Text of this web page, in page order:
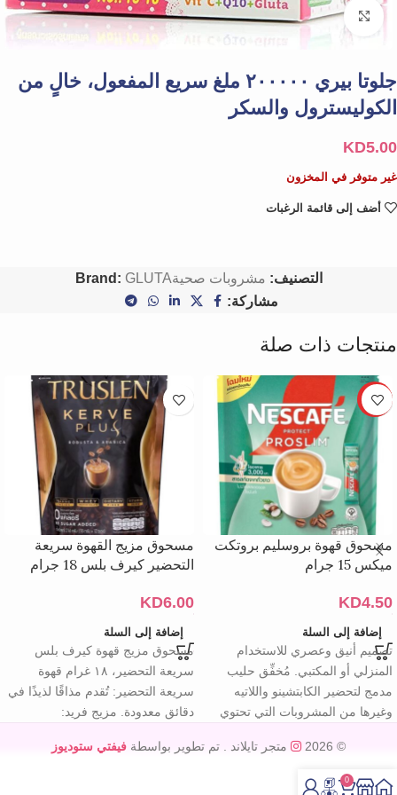
Click to enlarge
جلوتا بيري ٢٠٠٠٠٠ ملغ سريع المفعول، خالٍ من
الكوليسترول والسكر
KD5.00
غير متوفر في المخزون
أضف إلى قائمة الرغبات
التصنيف: مشروبات صحية Brand: GLUTA
مشاركة:
منتجات ذات صلة
HOT
مسحوق قهوة بروسليم بروتكت
ميكس 15 جرام
KD4.50
إضافة إلى السلة
تصميم أنيق وعصري للاستخدام
المنزلي أو المكتبي. مُخفِّق حليب
مدمج لتحضير الكابتشينو واللاتيه
وغيرها من المشروبات التي تحتوي
مسحوق مزيج القهوة سريعة
التحضير كيرف بلس 18 جرام
KD6.00
إضافة إلى السلة
مسحوق مزيج قهوة كيرف بلس
سريعة التحضير، ١٨ غرام قهوة
سريعة التحضير: تُقدم مذاقًا لذيذًا في
دقائق معدودة. مزيج فريد:
© 2026 متجر تايلاند . تم تطوير بواسطة فيفتي ستوديوز
0